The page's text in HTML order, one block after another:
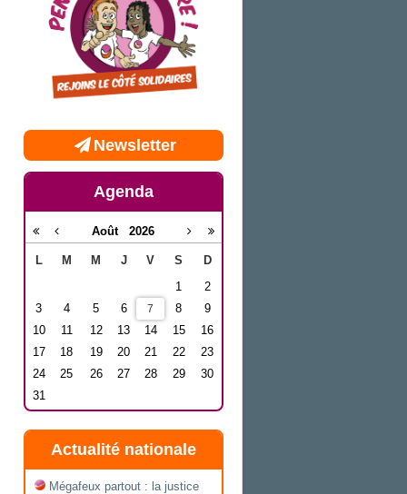
Newsletter
Agenda
Août 2026
L M M J V S
D
1
2
3
4 5 6 7 8
9
10
11 12 13 14 15
16
17
18 19 20 21 22
23
24
25 26 27 28 29
30
31
Actualité nationale
Mégafeux partout : la justice